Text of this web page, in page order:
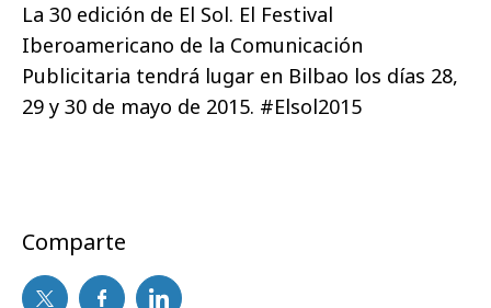
La 30 edición de El Sol. El Festival
Iberoamericano de la Comunicación
Publicitaria tendrá lugar en Bilbao los días 28,
29 y 30 de mayo de 2015. #Elsol2015
Comparte